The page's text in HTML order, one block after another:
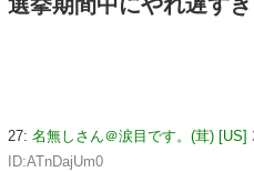
27: 名無しさん＠涙目です。(茸) [US]
ID:ATnDajUm0